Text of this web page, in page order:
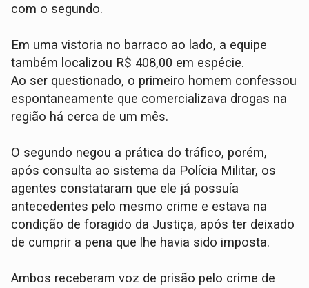
com o segundo.
Em uma vistoria no barraco ao lado, a equipe
também localizou R$ 408,00 em espécie.
​Ao ser questionado, o primeiro homem confessou
espontaneamente que comercializava drogas na
região há cerca de um mês.
O segundo negou a prática do tráfico, porém,
após consulta ao sistema da Polícia Militar, os
agentes constataram que ele já possuía
antecedentes pelo mesmo crime e estava na
condição de foragido da Justiça, após ter deixado
de cumprir a pena que lhe havia sido imposta.
​Ambos receberam voz de prisão pelo crime de